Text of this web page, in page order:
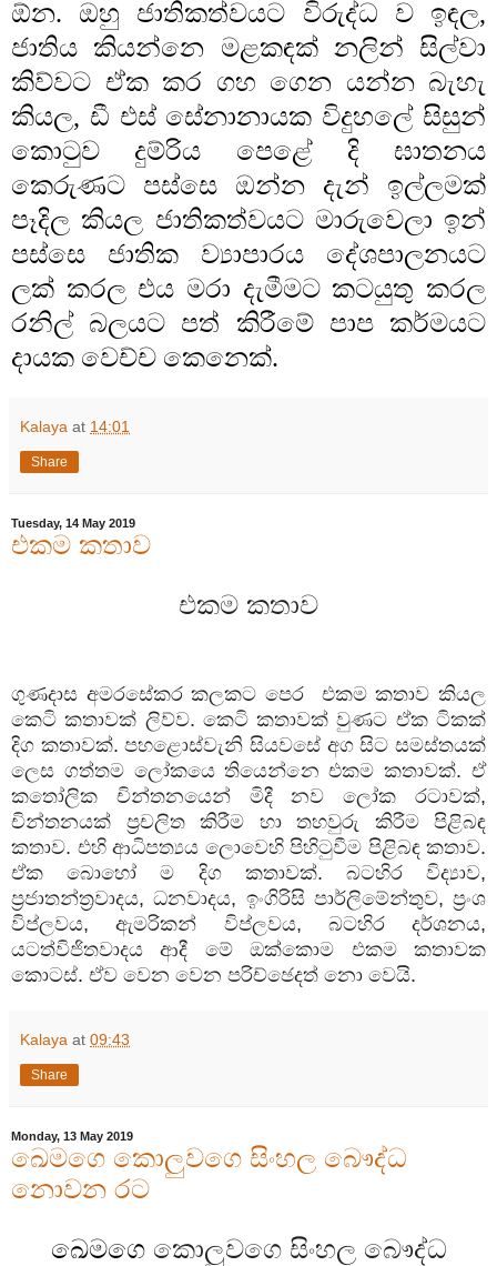
ඕන. ඔහු ජාතිකත්වයට විරුද්ධ ව ඉඳල,
ජාතිය කියන්නෙ මළකඳක් නලින් සිල්වා
කිව්වට ඒක කර ගහ ගෙන යන්න බැහැ
කියල, ඩී එස් සේනානායක විදුහලේ සිසුන්
කොටුව දුම්රිය පෙළේ දි ඝාතනය
කෙරුණට පස්සෙ ඔන්න දැන් ඉල්ලමක්
පෑදිල කියල ජාතිකත්වයට මාරුවෙලා ඉන්
පස්සෙ ජාතික ව්‍යාපාරය දේශපාලනයට
ලක් කරල එය මරා දැමීමට කටයුතු කරල
රනිල් බලයට පත් කිරීමේ පාප කර්මයට
දායක වෙච්ච කෙනෙක්.
Kalaya at 14:01
Share
Tuesday, 14 May 2019
එකම කතාව
එකම කතාව
ගුණදාස අමරසේකර කලකට පෙර එකම කතාව කියල
කෙටි කතාවක් ලිව්ව. කෙටි කතාවක් වුණට ඒක ටිකක්
දිග කතාවක්. පහළොස්වැනි සියවසේ අග සිට සමස්තයක්
ලෙස ගත්තම ලෝකයෙ තියෙන්නෙ එකම කතාවක්. ඒ
කතෝලික චින්තනයෙන් මිදී නව ලෝක රටාවක්,
චින්තනයක් ප්‍රචලිත කිරීම හා තහවුරු කිරීම පිළිබඳ
කතාව. එහි ආධිපත්‍යය ලොවෙහි පිහිටුවීම පිළිබඳ කතාව.
ඒක බොහෝ ම දිග කතාවක්. බටහිර විද්‍යාව,
ප්‍රජාතන්ත්‍රවාදය, ධනවාදය, ඉංගිරිසි පාර්ලිමේන්තුව, ප්‍රංශ
විප්ලවය, ඇමරිකන් විප්ලවය, බටහිර දර්ශනය,
යටත්විජිතවාදය ආදී මේ ඔක්කොම එකම කතාවක
කොටස්. ඒව වෙන වෙන පරිච්ඡෙදත් නො වෙයි.
Kalaya at 09:43
Share
Monday, 13 May 2019
ඛෙමගෙ කොලුවගෙ සිංහල බෞද්ධ
නොවන රට
ඛෙමගෙකොලුවගෙ සිංහල බෞද්ධ